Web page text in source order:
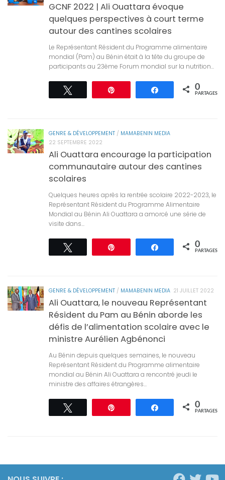
GCNF 2022 | Ali Ouattara évoque
quelques perspectives à court terme
autour des cantines scolaires
Le Représentant Résident du Programme alimentaire
mondial (Pam) au Bénin était à la tête du groupe de
participants au 23ème Forum mondial sur la nutrition...
Partagez 0
PARTAGES
GENRE & DÉVELOPPEMENT / MAMABENIN MEDIA
22 SEPTEMBRE 2022
Ali Ouattara encourage la participation
communautaire autour des cantines
scolaires
Quelques heures après la rentrée scolaire 2022-2023, le
Représentant Résident du Programme Alimentaire
Mondial au Bénin Ali Ouattara a amorcé une série de
visite dans...
Partagez 0
PARTAGES
GENRE & DÉVELOPPEMENT / MAMABENIN MEDIA 21 JUILLET 2022
Ali Ouattara, le nouveau Représentant
Résident du Pam au Bénin aborde les
défis de l’alimentation scolaire avec le
ministre Aurélien Agbénonci
Au Bénin depuis quelques semaines, le nouveau
Représentant Résident du Programme alimentaire
mondial au Bénin Ali Ouattara a rencontré jeudi le
ministre des affaires étrangères...
Partagez 0
PARTAGES